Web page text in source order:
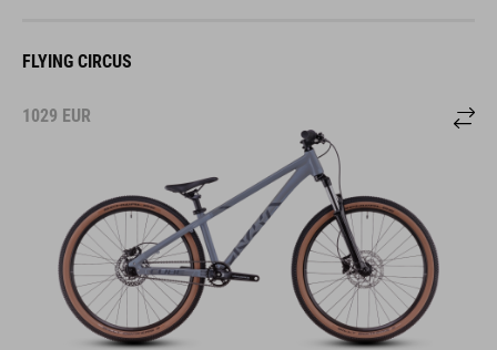
FLYING CIRCUS
1029 EUR